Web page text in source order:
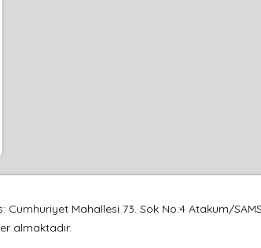
Mahallesi 73. Sok No:4 Atakum/
almaktadır.